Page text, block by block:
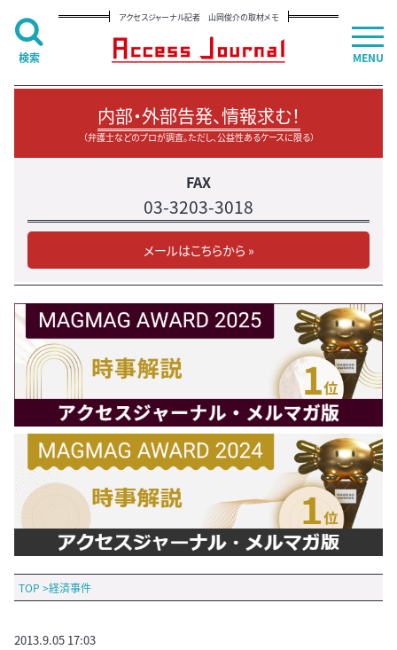
アクセスジャーナル記者 山岡俊介の取材メモ
内部・外部告発、情報求む！
（弁護士などのプロが調査。ただし、公益性あるケースに限る）
FAX
03-3203-3018
メールはこちらから »
TOP >経済事件
2013.9.05 17:03
MENU
検索